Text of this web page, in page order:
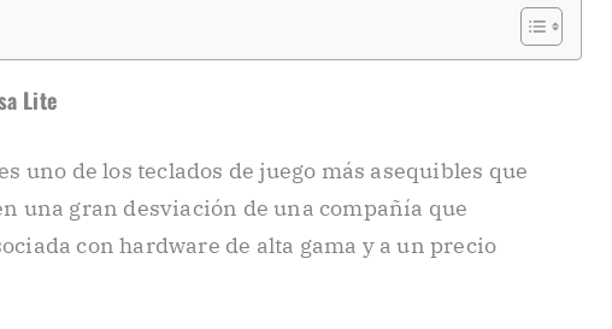
Lite
uno de los teclados de juego más asequibles que
una gran desviación de una compañía que
con hardware de alta gama y a un precio